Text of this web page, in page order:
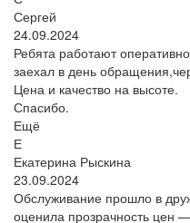
Сергей
24.09.2024
Ребята работают
заехал в день
Цена и качество на высоте.
Спасибо.
Ещё
Е
Екатерина Рыскина
23.09.2024
Обслуживание прошло в
оценила прозрачность цен